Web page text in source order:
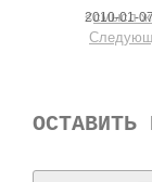
2010-01-
<смысл
ОСТАВИТЬ